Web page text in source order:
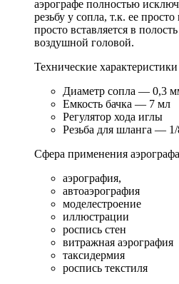
аэрографе полностью
резьбу у сопла, т.к. ее
просто вставляется в
воздушной головой.
Технические
Диаметр сопла — 0,3
Емкость бачка — 7 мл
Регулятор хода иглы
Резьба для шланга — 1/
Сфера применения
аэрография,
автоаэрография
моделестроение
иллюстрации
роспись стен
витражная аэрография
таксидермия
роспись текстиля